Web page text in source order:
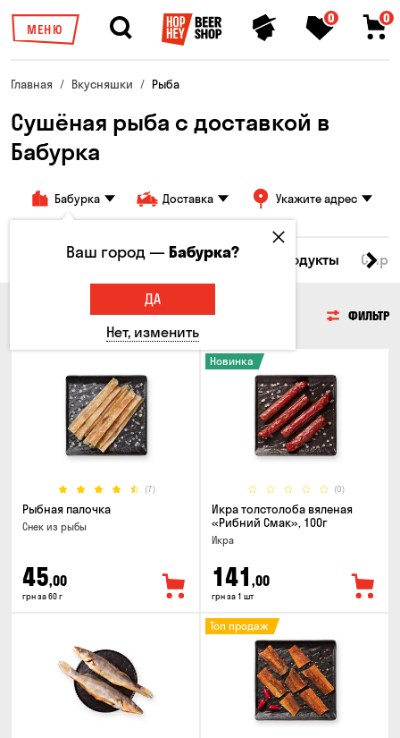
МЕНЮ
0 0
Главная Вкусняшки Рыба
Сушёная рыба с доставкой в ​​
Бабурка
Бабурка Доставка Укажите адрес
Все товары Мясо Рыба Морепродукты
ФИЛЬТР
(7)
Рыбная палочка
Снек из рыбы
45,00
грн за 60 г
(0)
Новинка
Икра толстолоба вяленая
«Рибний Смак», 100г
Икра
141 ,00
грн за 1 шт
Топ продаж
Ваш город —Бабурка?
ДА
Нет, изменить